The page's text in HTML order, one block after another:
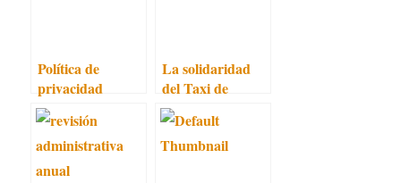
Política de
privacidad
La solidaridad
del Taxi de
Bruselas